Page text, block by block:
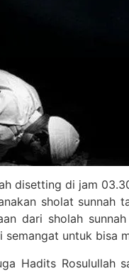
disetting di jam
sholat
dari sholah
untuk bisa
Hadits Rosulullah